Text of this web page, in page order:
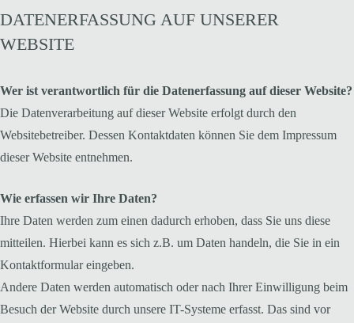
DATENERFASSUNG AUF UNSERER
WEBSITE
Wer ist verantwortlich für die Datenerfassung auf dieser Website?
Die Datenverarbeitung auf dieser Website erfolgt durch den
Websitebetreiber. Dessen Kontaktdaten können Sie dem Impressum
dieser Website entnehmen.
Wie erfassen wir Ihre Daten?
Ihre Daten werden zum einen dadurch erhoben, dass Sie uns diese
mitteilen. Hierbei kann es sich z.B. um Daten handeln, die Sie in ein
Kontaktformular eingeben.
Andere Daten werden automatisch oder nach Ihrer Einwilligung beim
Besuch der Website durch unsere IT-Systeme erfasst. Das sind vor